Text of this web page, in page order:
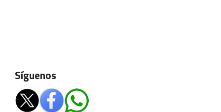
Síguenos